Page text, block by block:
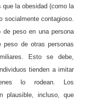
que la obesidad (como la
socialmente contagioso.
de peso en una persona
de otras personas
Esto se debe,
tienden a imitar
lo rodean. Los
plausible, incluso, que